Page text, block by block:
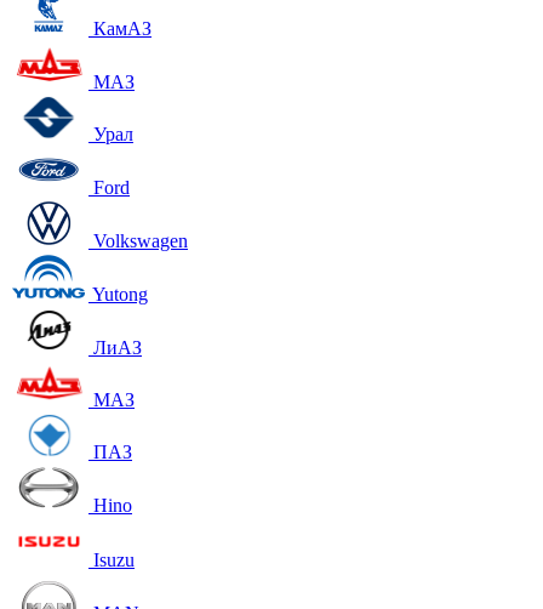
КамАЗ
МАЗ
Урал
Ford
Volkswagen
Yutong
ЛиАЗ
МАЗ
ПАЗ
Hino
Isuzu